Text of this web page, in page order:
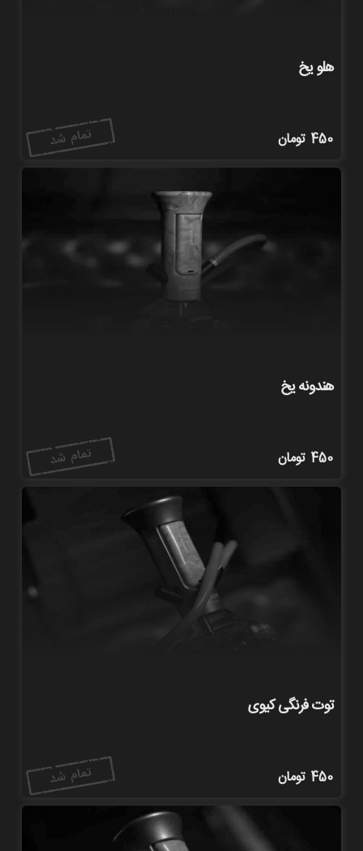
هلو یخ
450 تومان
هندونه یخ
450 تومان
توت فرنگی کیوی
450 تومان